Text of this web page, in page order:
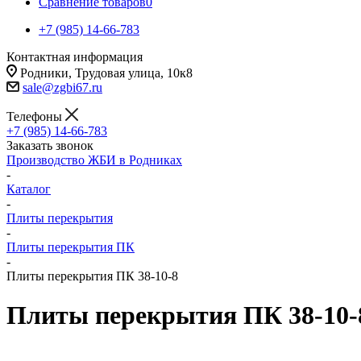
+7 (985) 14-66-783
Контактная информация
Родники, Трудовая улица, 10к8
sale@zgbi67.ru
Телефоны
+7 (985) 14-66-783
Заказать звонок
Производство ЖБИ в Родниках
-
Каталог
-
Плиты перекрытия
-
Плиты перекрытия ПК
-
Плиты перекрытия ПК 38-10-8
Плиты перекрытия ПК 38-